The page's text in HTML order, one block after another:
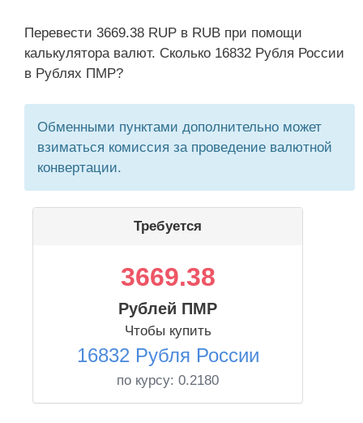
Перевести 3669.38 RUP в RUB при помощи
калькулятора валют. Сколько 16832 Рубля России
в Рублях ПМР?
Обменными пунктами дополнительно может
взиматься комиссия за проведение валютной
конвертации.
Требуется
3669.38
Рублей ПМР
Чтобы купить
16832 Рубля России
по курсу: 0.2180